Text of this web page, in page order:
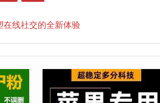
在线社交的全新体验